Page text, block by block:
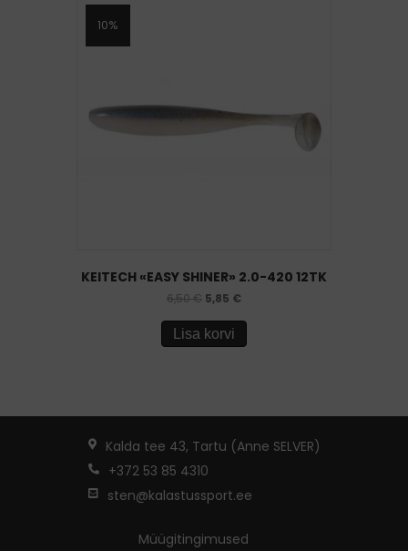
10%
KEITECH «EASY SHINER» 2.0-420 12TK
6,50€ 5,85 €
Lisa korvi
Kalda tee 43, Tartu (Anne SELVER)
+372 53 85 4310
sten@kalastussport.ee
Müügitingimused